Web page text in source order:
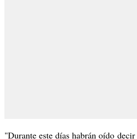
"Durante este días habrán oído decir